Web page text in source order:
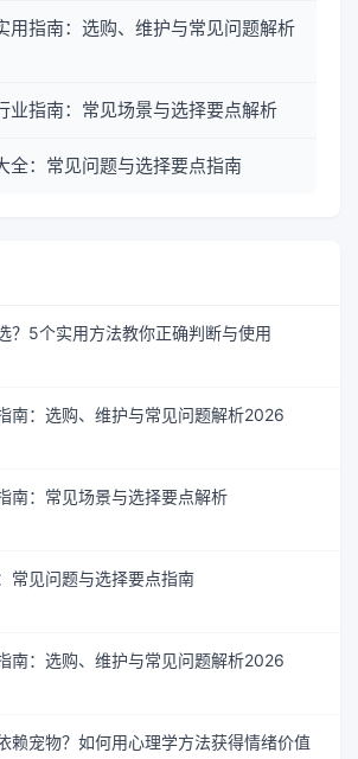
用指南：选购、维护与常见问题解析
业指南：常见场景与选择要点解析
全：常见问题与选择要点指南
？5个实用方法教你正确判断与使用
南：选购、维护与常见问题解析2026
南：常见场景与选择要点解析
常见问题与选择要点指南
南：选购、维护与常见问题解析2026
赖宠物？如何用心理学方法获得情绪价值